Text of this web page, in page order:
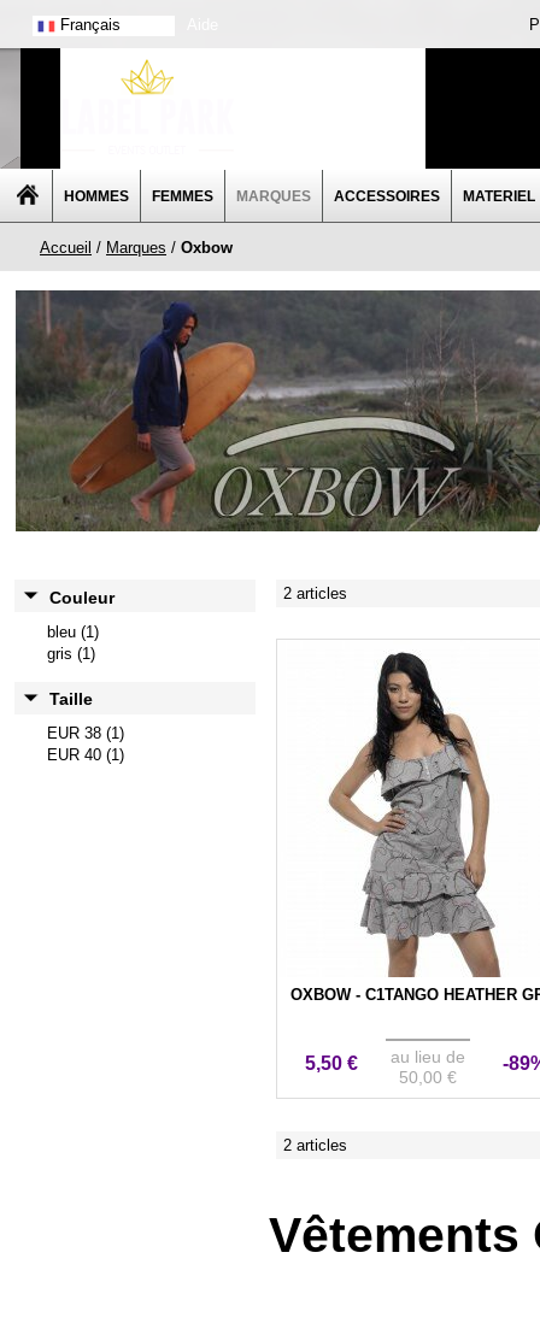
Français
HOMMES FEMMES MARQUES ACCESSOIRES MATERIEL
Accueil / Marques / Oxbow
Couleur
bleu (1)
gris (1)
Taille
EUR 38 (1)
EUR 40 (1)
2 articles
OXBOW - C1TANGO HEATHER
5,50 €
au lieu de
50,00 €
-
2 articles
Vêtements